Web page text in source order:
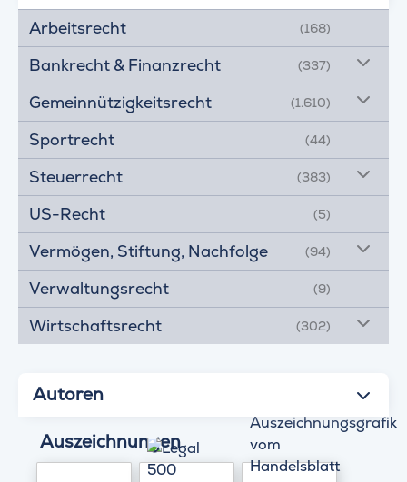
Arbeitsrecht (168)
Bankrecht & Finanzrecht (337)
Gemeinnützigkeitsrecht (1.610)
Sportrecht (44)
Steuerrecht (383)
US-Recht (5)
Vermögen, Stiftung, Nachfolge (94)
Verwaltungsrecht (9)
Wirtschaftsrecht (302)
Autoren
Auszeichnungen